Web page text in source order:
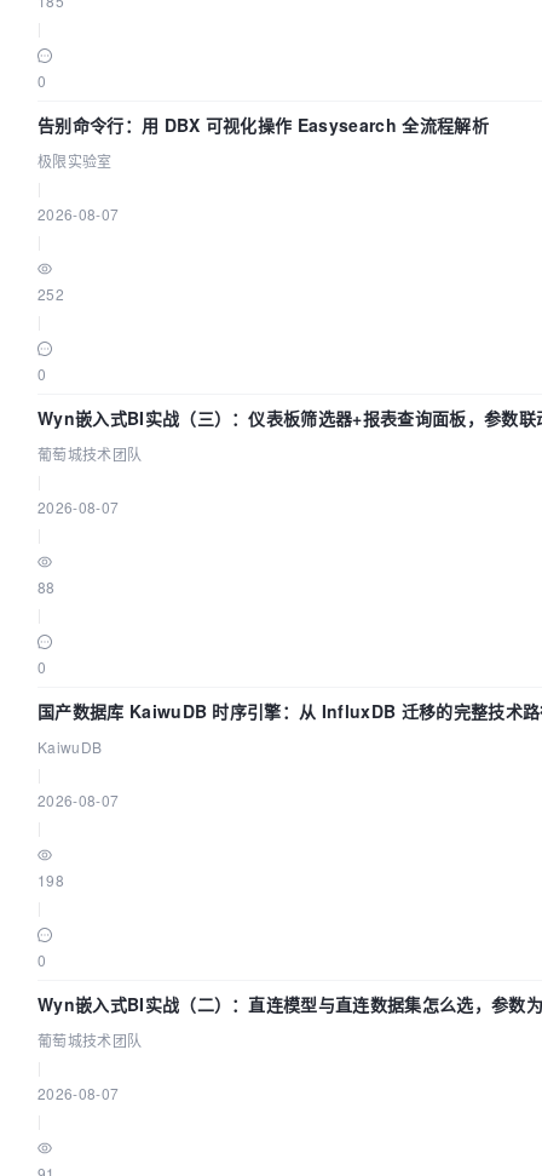
0
告别命令行：用 DBX 可视化操作 Easysearch 全流程解析
极限实验室
2026-08-07
252
0
Wyn嵌入式BI实战（三）：仪表板筛选器+报表查询面板，参数联
葡萄城技术团队
2026-08-07
88
0
国产数据库 KaiwuDB 时序引擎：从 InfluxDB 迁移的完整技术
KaiwuDB
2026-08-07
198
0
Wyn嵌入式BI实战（二）：直连模型与直连数据集怎么选，参数
效？| 葡萄城技术团队
葡萄城技术团队
2026-08-07